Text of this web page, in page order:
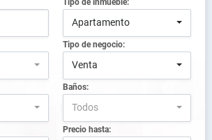
Tipo de inmueble:
Apartamento
Tipo de negocio:
Venta
Baños:
Todos
Precio hasta: